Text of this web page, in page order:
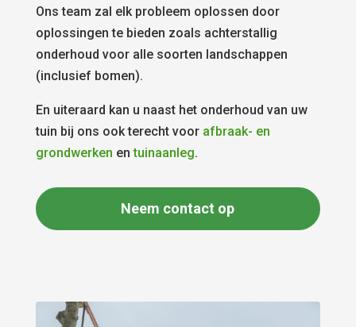
Ons team zal elk probleem oplossen door
oplossingen te bieden zoals achterstallig
onderhoud voor alle soorten landschappen
(inclusief bomen).
En uiteraard kan u naast het onderhoud van uw
tuin bij ons ook terecht voor afbraak- en
grondwerken entuinaanleg.
Neem contact op